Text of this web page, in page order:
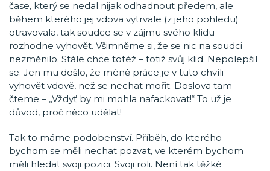
čase, který se nedal nijak odhadnout předem, ale
během kterého jej vdova vytrvale (z jeho pohledu)
otravovala, tak soudce se v zájmu svého klidu
rozhodne vyhovět. Všimněme si, že se nic na soudci
nezměnilo. Stále chce totéž – totiž svůj klid. Nepolepšil
se. Jen mu došlo, že méně práce je v tuto chvíli
vyhovět vdově, než se nechat mořit. Doslova tam
čteme – „Vždyť by mi mohla nafackovat!“ To už je
důvod, proč něco udělat!
Tak to máme podobenství. Příběh, do kterého
bychom se měli nechat pozvat, ve kterém bychom
měli hledat svoji pozici. Svoji roli. Není tak těžké